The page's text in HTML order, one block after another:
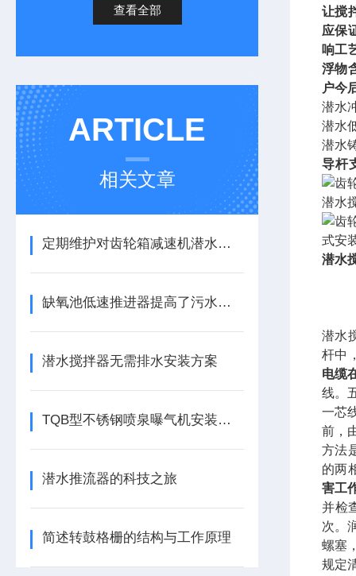
查看全部
ARTICLE
相关文章
定期维护对齿轮箱减速机潜水推进器性能的影响及意义
缺氧池低速推进器提高了污水处理的效率
潜水搅拌器无需排水安装方案
TQB型不锈钢喷泉曝气机安装方案
潜水推流器的科技之旅
简述转鼓格栅的结构与工作原理
让搅
应保
响工
浮物
户今
潜水
潜水
潜水
导
潜水
式安
潜水
潜水
杆中
电缆
线。
一芯
前，
方法
的两
害工
并检
次。
螺塞
规定